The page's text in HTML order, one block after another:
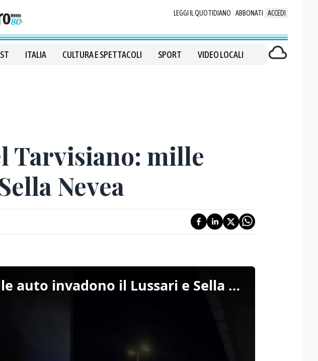
LEGGI IL QUOTIDIANO ABBONATI ACCEDI
ITALIA CULTURA E SPETTACOLI SPORT VIDEO LOCALI
Tarvisiano: mille
Nevea
Blitz dei tuner austriaci nel Tarvisiano: mille auto invadono il Lussari e Sella Nevea